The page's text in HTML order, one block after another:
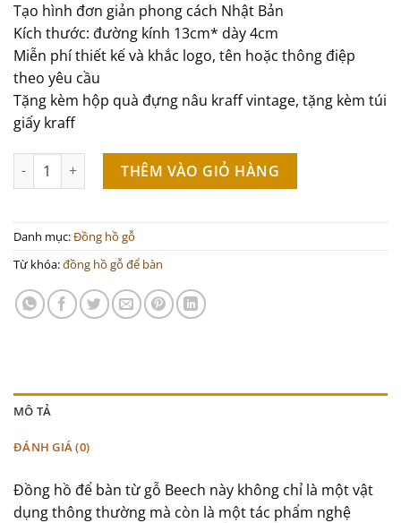
Tạo hình đơn giản phong cách Nhật Bản
Kích thước: đường kính 13cm* dày 4cm
Miễn phí thiết kế và khắc logo, tên hoặc thông điệp
theo yêu cầu
Tặng kèm hộp quà đựng nâu kraff vintage, tặng kèm túi
giấy kraff
Đồng hồ gỗ để bàn: Chất liệu gỗ beech nhập khẩu, nguyên
THÊM VÀO GIỎ HÀNG
Danh mục:Đồng hồ gỗ
Từ khóa:đồng hồ gỗ để bàn
MÔ TẢ
ĐÁNH GIÁ (0)
Đồng hồ để bàn từ gỗ Beech này không chỉ là một vật
dụng thông thường mà còn là một tác phẩm nghệ